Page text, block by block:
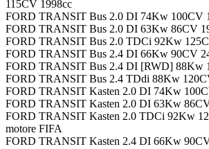
115CV 1998cc
FORD TRANSIT Bus 2.0 DI 74Kw 100CV
FORD TRANSIT Bus 2.0 DI 63Kw 86CV
FORD TRANSIT Bus 2.0 TDCi 92Kw
FORD TRANSIT Bus 2.4 DI 66Kw 90CV
FORD TRANSIT Bus 2.4 DI [RWD] 88Kw
FORD TRANSIT Bus 2.4 TDdi 88Kw
FORD TRANSIT Kasten 2.0 DI 74Kw
FORD TRANSIT Kasten 2.0 DI 63Kw
FORD TRANSIT Kasten 2.0 TDCi 92Kw
motore FIFA
FORD TRANSIT Kasten 2.4 DI 66Kw